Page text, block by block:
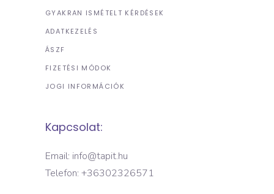
GYAKRAN ISMÉTELT KÉRDÉSEK
ADATKEZELÉS
ÁSZF
FIZETÉSI MÓDOK
JOGI INFORMÁCIÓK
Kapcsolat:
Email: info@tapit.hu
Telefon: +36302326571